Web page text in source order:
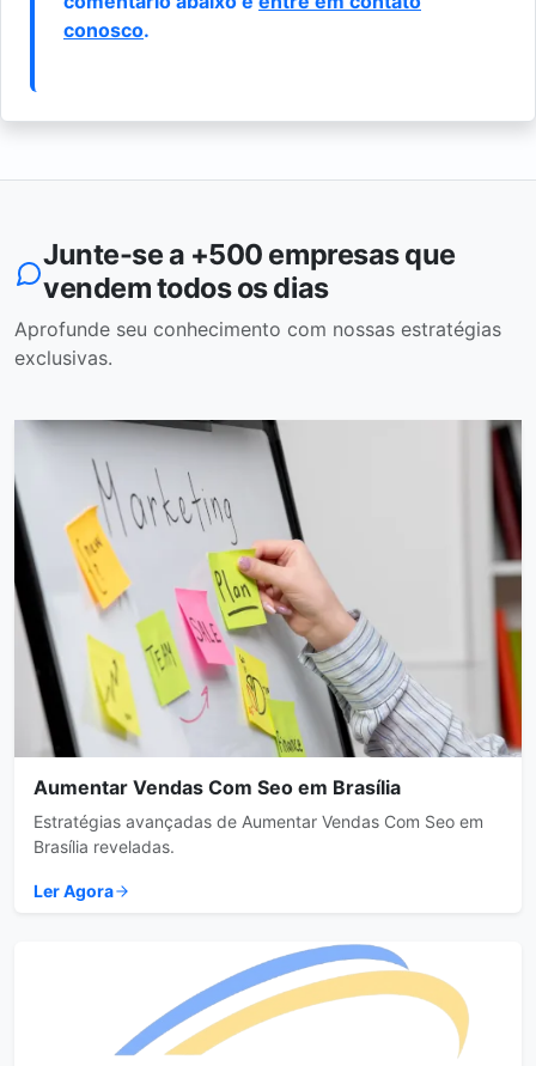
conosco.
Junte-se a +500 empresas que
vendem todos os dias
Aprofunde seu conhecimento com nossas estratégias
exclusivas.
Aumentar Vendas Com Seo em Brasília
Estratégias avançadas de Aumentar Vendas Com Seo em
Brasília reveladas.
Ler Agora